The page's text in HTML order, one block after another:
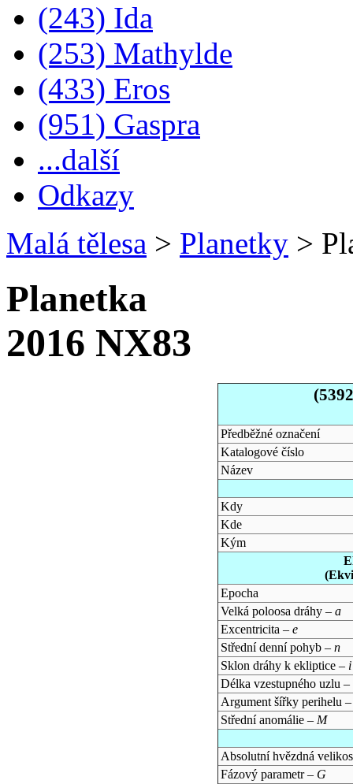
(243) Ida
(253) Mathylde
(433) Eros
(951) Gaspra
...další
Odkazy
Malá tělesa > Planetky >
Planetka
2016 NX83
Předběžné označení
Katalogové číslo
Název
Kdy
Kde
Kým
Epocha
Velká poloosa dráhy – a
Excentricita – e
Střední denní pohyb – n
Sklon dráhy k ekliptice – i
Délka vzestupného uzlu –
Argument šířky perihelu
Střední anomálie – M
Absolutní hvězdná
Fázový parametr – G